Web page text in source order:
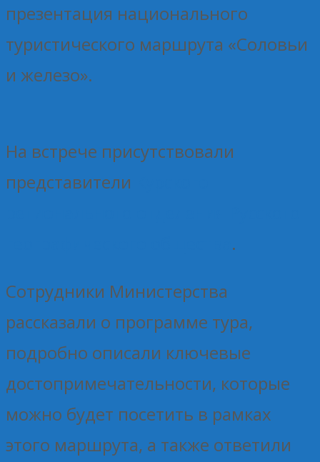
презентация национального
туристического маршрута «Соловьи
и железо».
На встрече присутствовали
представители
.
Сотрудники Министерства
рассказали о программе тура,
подробно описали ключевые
достопримечательности, которые
можно будет посетить в рамках
этого маршрута, а также ответили